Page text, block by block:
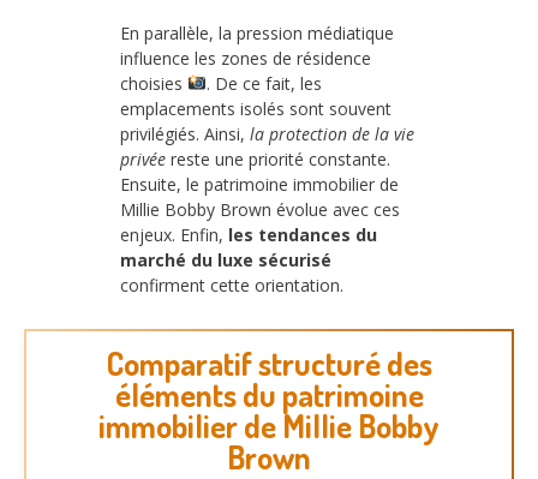
En parallèle, la pression médiatique
influence les zones de résidence
choisies
. De ce fait, les
emplacements isolés sont souvent
privilégiés. Ainsi, la protection de la vie
privée reste une priorité constante.
Ensuite, le patrimoine immobilier de
Millie Bobby Brown évolue avec ces
enjeux. Enfin, les tendances du
marché du luxe sécurisé
confirment cette orientation.
Comparatif structuré des
éléments du patrimoine
immobilier de Millie Bobby
Brown